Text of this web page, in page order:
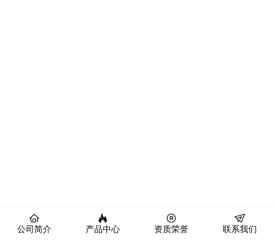
公司简介 产品中心 资质荣誉 联系我们